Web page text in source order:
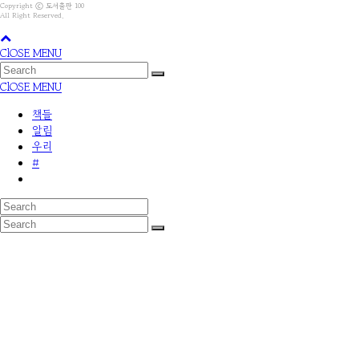
Copyright ⓒ 도서출판 100
All Right Reserved.
ClOSE MENU
ClOSE MENU
책들
알림
우리
#